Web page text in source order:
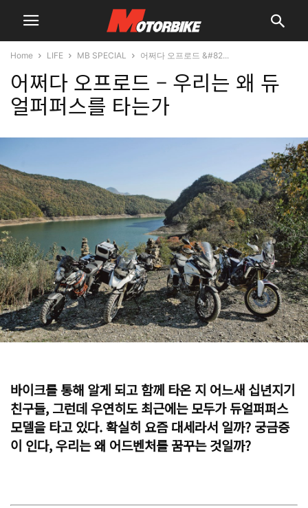
Home LIFE MB SPECIAL 어쩌다 오프로드 &#82...
어쩌다 오프로드 – 우리는 왜 듀
얼퍼퍼스를 타는가
바이크를 통해 알게 되고 함께 타온 지 어느새 십년지기
친구들, 그런데 우연히도 최근에는 모두가 듀얼퍼퍼스
모델을 타고 있다. 확실히 요즘 대세라서 일까? 궁금증
이 인다, 우리는 왜 어드벤처를 꿈꾸는 것일까?